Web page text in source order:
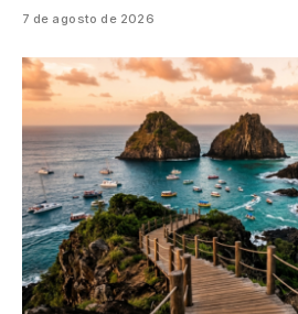
7 de agosto de 2026